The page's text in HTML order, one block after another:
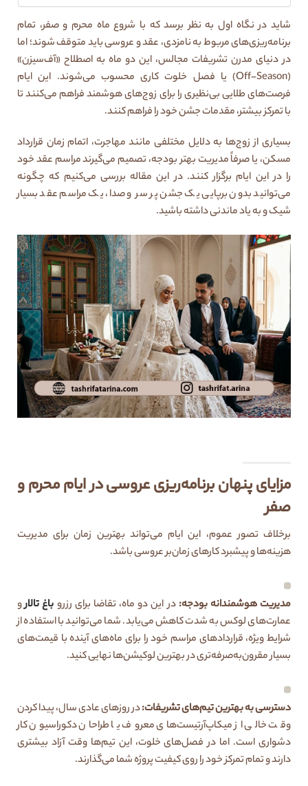
شاید در نگاه اول به نظر برسد که با شروع ماه محرم و صفر، تمام
برنامه‌ریزی‌های مربوط به نامزدی، عقد و عروسی باید متوقف شوند؛ اما
در دنیای مدرن تشریفات مجالس، این دو ماه به اصطلاح «آف‌سیزن»
(Off-Season) یا فصل خلوت کاری محسوب می‌شوند. این ایام
فرصت‌های طلایی بی‌نظیری را برای زوج‌های هوشمند فراهم می‌کنند تا
با تمرکز بیشتر، مقدمات جشن خود را فراهم کنند.
بسیاری از زوج‌ها به دلایل مختلفی مانند مهاجرت، اتمام زمان قرارداد
مسکن، یا صرفاً مدیریت بهتر بودجه، تصمیم می‌گیرند مراسم عقد خود
را در این ایام برگزار کنند. در این مقاله بررسی می‌کنیم که چگونه
می‌توانید بدون برپایی یک جشن پر سر و صدا، یک مراسم عقد بسیار
شیک و به یاد ماندنی داشته باشید.
مزایای پنهان برنامه‌ریزی عروسی در ایام محرم و
صفر
برخلاف تصور عموم، این ایام می‌تواند بهترین زمان برای مدیریت
هزینه‌ها و پیشبرد کارهای زمان‌بر عروسی باشد.
مدیریت هوشمندانه بودجه: در این دو ماه، تقاضا برای رزرو باغ تالارو
عمارت‌های لوکس به شدت کاهش می‌یابد. شما می‌توانید با استفاده از
شرایط ویژه، قراردادهای مراسم خود را برای ماه‌های آینده با قیمت‌های
بسیار مقرون‌به‌صرفه‌تری در بهترین لوکیشن‌ها نهایی کنید.
دسترسی به بهترین تیم‌های تشریفات:در روزهای عادی سال، پیدا کردن
وقت خالی از میکاپ‌آرتیست‌های معروف یا طراحان دکوراسیون کار
دشواری است. اما در فصل‌های خلوت، این تیم‌ها وقت آزاد بیشتری
دارند و تمام تمرکز خود را روی کیفیت پروژه شما می‌گذارند.